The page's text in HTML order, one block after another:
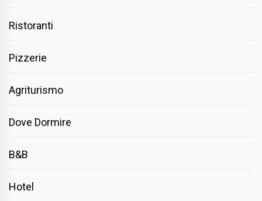
Ristoranti
Pizzerie
Agriturismo
Dove Dormire
B&B
Hotel